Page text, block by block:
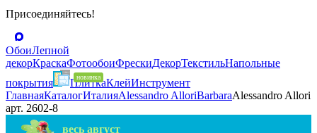
Присоединяйтесь!
ОбоиЛепной
декорКраскаФотообоиФрескиДекорТекстильНапольные
покрытия
ПлиткаКлейИнструмент
ГлавнаяКаталогИталияAlessandro AlloriBarbaraAlessandro Allori
арт. 2602-8
весь август